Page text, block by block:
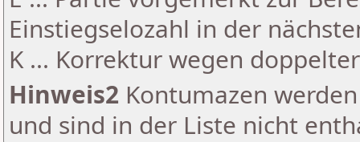
Einstiegselozahl in der
K ... Korrektur wegen
Hinweis2 Kontumazen
und sind in der Liste nicht